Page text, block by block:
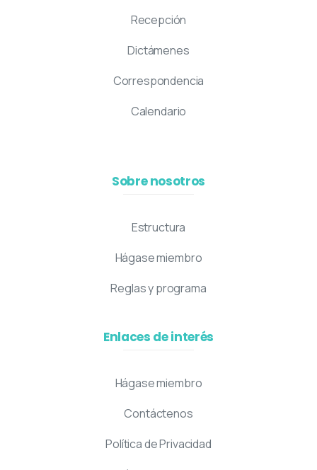
Recepción
Dictámenes
Correspondencia
Calendario
Sobre nosotros
Estructura
Hágase miembro
Reglas y programa
Enlaces de interés
Hágase miembro
Contáctenos
Política de Privacidad